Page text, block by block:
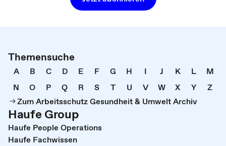
Themensuche
A B C D E F G H I J K L
M
N
O P Q R S T U V W X Y
Z
Zum Arbeitsschutz Gesundheit & Umwelt Archiv
Haufe Group
Haufe People Operations
Haufe Fachwissen